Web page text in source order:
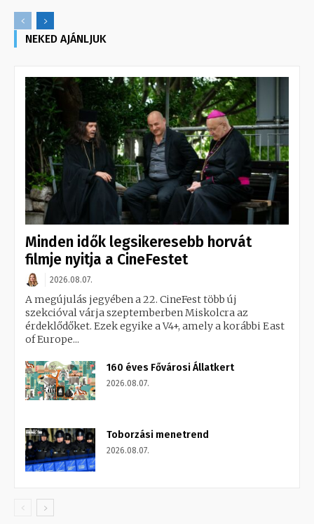
NEKED AJÁNLJUK
Minden idők legsikeresebb horvát
filmje nyitja a CineFestet
2026.08.07.
A megújulás jegyében a 22. CineFest több új
szekcióval várja szeptemberben Miskolcra az
érdeklődőket. Ezek egyike a V4+, amely a korábbi East
of Europe...
160 éves Fővárosi Állatkert
2026.08.07.
Toborzási menetrend
2026.08.07.